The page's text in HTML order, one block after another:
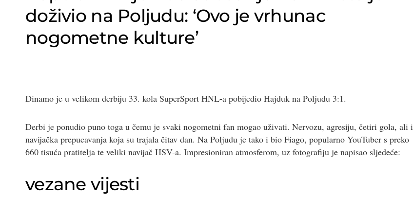
doživio na Poljudu: ‘Ovo je vrhunac
nogometne kulture’
Dinamo je u velikom derbiju 33. kola SuperSport HNL-a pobijedio Hajduk na Poljudu 3:1.
Derbi je ponudio puno toga u čemu je svaki nogometni fan mogao uživati. Nervozu, agresiju, četiri gola, ali i
navijačka prepucavanja koja su trajala čitav dan. Na Poljudu je tako i bio Fiago, popularno YouTuber s preko
660 tisuća pratitelja te veliki navijač HSV-a. Impresioniran atmosferom, uz fotografiju je napisao sljedeće:
vezane vijesti